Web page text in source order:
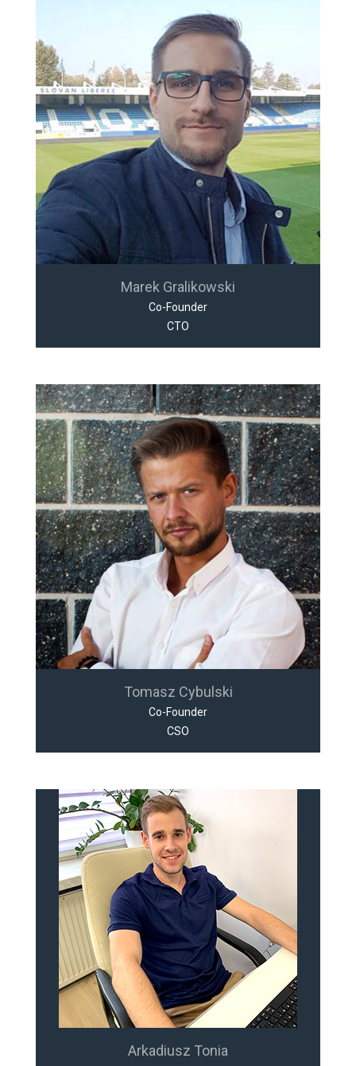
Marek Gralikowski
Co-Founder
CTO
Tomasz Cybulski
Co-Founder
CSO
Arkadiusz Tonia